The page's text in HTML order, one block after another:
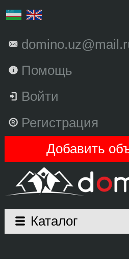
Помощь
Войти
Регистрация
Добавить
Каталог